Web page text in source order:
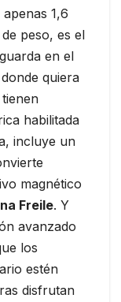
1,6
peso, es el
en el
quiera
habilitada
incluye un
magnético
Freile. Y
avanzado
los
estén
disfrutan